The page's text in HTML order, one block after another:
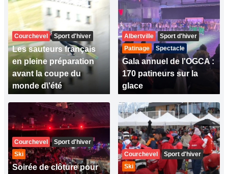
Courchevel Sport d'hiver
Les sauteurs français
en pleine préparation
avant la coupe du
monde d\'été
Albertville
Sport d'hiver
Patinage
Spectacle
Gala annuel de l'OGCA :
170 patineurs sur la
glace
Courchevel
Sport d'hiver
Ski
Soirée de clôture pour
Courchevel
Sport d'hiver
Ski